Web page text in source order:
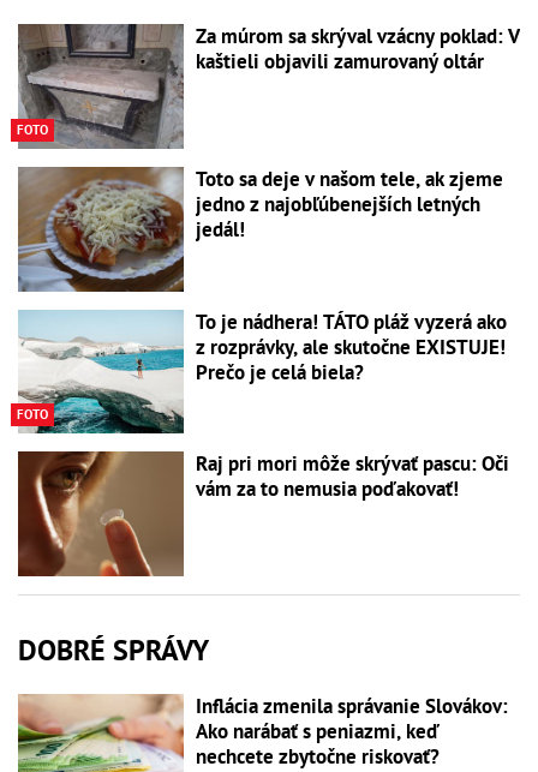
FOTO
Za múrom sa skrýval vzácny poklad: V
kaštieli objavili zamurovaný oltár
Toto sa deje v našom tele, ak zjeme
jedno z najobľúbenejších letných
jedál!
FOTO
To je nádhera! TÁTO pláž vyzerá ako
z rozprávky, ale skutočne EXISTUJE!
Prečo je celá biela?
Raj pri mori môže skrývať pascu: Oči
vám za to nemusia poďakovať!
DOBRÉ SPRÁVY
Inflácia zmenila správanie Slovákov:
Ako narábať s peniazmi, keď
nechcete zbytočne riskovať?